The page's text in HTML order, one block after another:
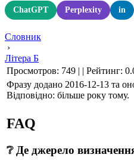
ChatGPT Perplexity in
Словник
›
Літера Б
Просмотров: 749 | | Рейтинг:
Фразу додано 2016-12-13 та
Відповідно: більше року тому.
FAQ
❔ Де джерело